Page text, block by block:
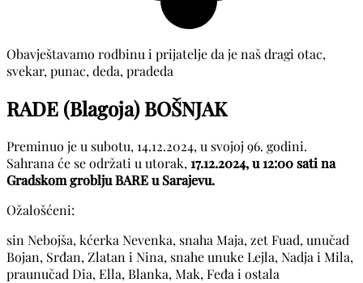
Obavještavamo rodbinu i prijatelje da je naš dragi otac,
svekar, punac, deda, pradeda
RADE (Blagoja) BOŠNJAK
Preminuo je u subotu, 14.12.2024, u svojoj 96. godini.
Sahrana će se održati u utorak, 17.12.2024, u 12:00 sati na
Gradskom groblju BARE u Sarajevu.
Ožalošćeni:
sin Nebojša, kćerka Nevenka, snaha Maja, zet Fuad, unučad
Bojan, Srđan, Zlatan i Nina, snahe unuke Lejla, Nadja i Mila,
praunučad Dia, Ella, Blanka, Mak, Feđa i ostala